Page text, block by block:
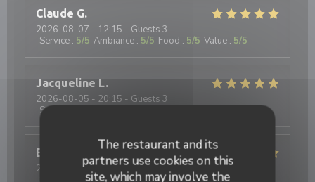
The restaurant and its
partners use cookies on this
site, which may involve the
Claude G
2026-08-07 - 12:15 - Guests 3
Service : 5/5 Ambiance : 5/5 Food : 5/5 Value : 5/5
Jacqueline L
2026-08-05 - 20:15 - Guests 3
Service
Eric
2026-08-06- 20:00 - Guests 1